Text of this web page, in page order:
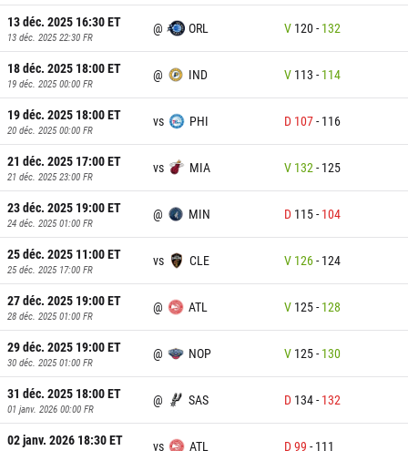
13 déc. 2025 16:30ET
13 déc. 2025 22:30 FR
@ ORL V 120- 132
18 déc. 2025 18:00ET
19 déc. 2025 00:00 FR
@ IND V 113 - 114
19 déc. 2025 18:00ET
20 déc. 2025 00:00 FR
vs PHI D 107- 116
21 déc. 2025 17:00ET
21 déc. 2025 23:00 FR
vs MIA V 132- 125
23 déc. 2025 19:00ET
24 déc. 2025 01:00 FR
@ MIN D 115- 104
25 déc. 2025 11:00ET
25 déc. 2025 17:00 FR
vs CLE V 126- 124
27 déc. 2025 19:00ET
28 déc. 2025 01:00 FR
@ ATL V 125- 128
29 déc. 2025 19:00ET
30 déc. 2025 01:00 FR
@ NOP V 125- 130
31 déc. 2025 18:00ET
01 janv. 2026 00:00 FR
@ SAS D 134- 132
02 janv. 2026 18:30ET vs ATL D 99 - 111